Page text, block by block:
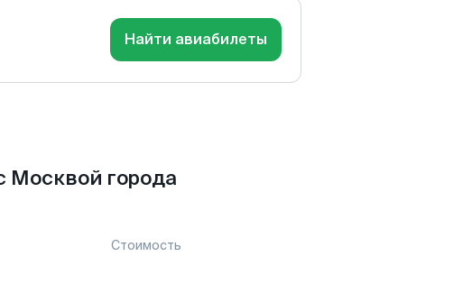
Найти авиабилеты
города
Стоимость